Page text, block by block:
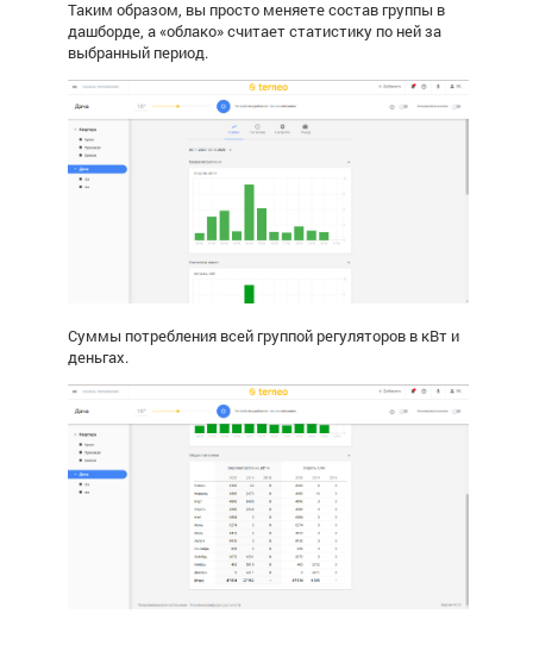
Таким образом, вы просто меняете состав группы в
дашборде, а «облако» считает статистику по ней за
выбранный период.
Суммы потребления всей группой регуляторов в кВт и
деньгах.